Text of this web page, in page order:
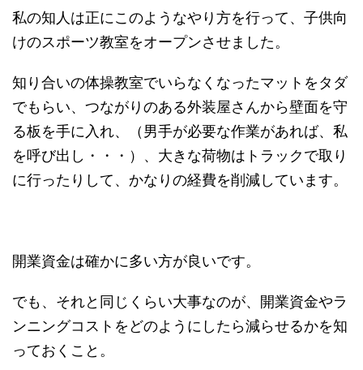
私の知人は正にこのようなやり方を行って、子供向
けのスポーツ教室をオープンさせました。
知り合いの体操教室でいらなくなったマットをタダ
でもらい、つながりのある外装屋さんから壁面を守
る板を手に入れ、（男手が必要な作業があれば、私
を呼び出し・・・）、大きな荷物はトラックで取り
に行ったりして、かなりの経費を削減しています。
開業資金は確かに多い方が良いです。
でも、それと同じくらい大事なのが、開業資金やラ
ンニングコストをどのようにしたら減らせるかを知
っておくこと。